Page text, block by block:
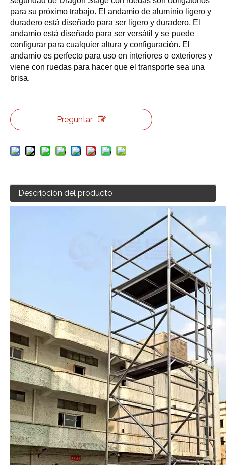
para su próximo trabajo. El andamio de aluminio ligero y
duradero está diseñado para ser ligero y duradero. El
andamio está diseñado para ser versátil y se puede
configurar para cualquier altura y configuración. El
andamio es perfecto para uso en interiores o exteriores y
viene con ruedas para hacer que el transporte sea una
brisa.
Preguntar
Descripción del producto